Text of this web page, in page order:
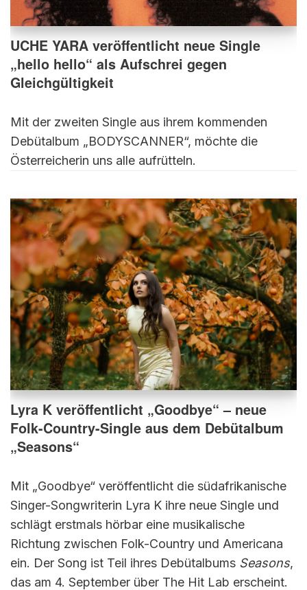
UCHE YARA veröffentlicht neue Single
„hello hello“ als Aufschrei gegen
Gleichgültigkeit
Mit der zweiten Single aus ihrem kommenden
Debütalbum „BODYSCANNER“, möchte die
Österreicherin uns alle aufrütteln.
Lyra K veröffentlicht „Goodbye“ – neue
Folk-Country-Single aus dem Debütalbum
„Seasons“
Mit „Goodbye“ veröffentlicht die südafrikanische
Singer-Songwriterin Lyra K ihre neue Single und
schlägt erstmals hörbar eine musikalische
Richtung zwischen Folk-Country und Americana
ein. Der Song ist Teil ihres Debütalbums Seasons,
das am 4. September über The Hit Lab erscheint.